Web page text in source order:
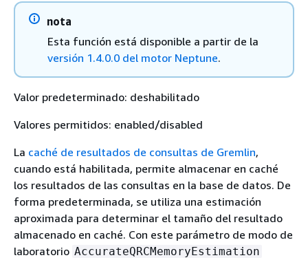
nota
Esta función está disponible a partir de la
versión 1.4.0.0 del motor Neptune.
Valor predeterminado: deshabilitado
Valores permitidos: enabled/disabled
La caché de resultados de consultas de Gremlin,
cuando está habilitada, permite almacenar en caché
los resultados de las consultas en la base de datos. De
forma predeterminada, se utiliza una estimación
aproximada para determinar el tamaño del resultado
almacenado en caché. Con este parámetro de modo de
laboratorio AccurateQRCMemoryEstimation